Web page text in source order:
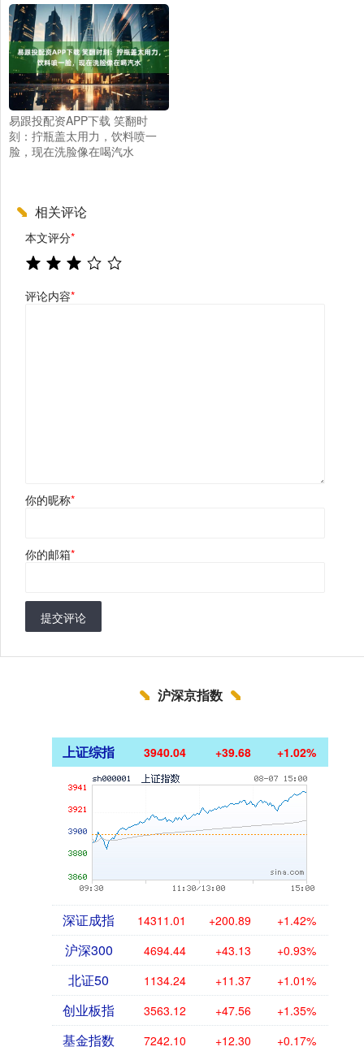
易跟投配资APP下载 笑翻时
刻：拧瓶盖太用力，饮料喷一
脸，现在洗脸像在喝汽水
相关评论
本文评分*
评论内容*
你的昵称*
你的邮箱*
提交评论
沪深京指数
上证综指 3940.04 +39.68 +1.02%
深证成指 14311.01 +200.89 +1.42%
沪深300 4694.44 +43.13 +0.93%
北证50 1134.24 +11.37 +1.01%
创业板指 3563.12 +47.56 +1.35%
基金指数 7242.10 +12.30 +0.17%